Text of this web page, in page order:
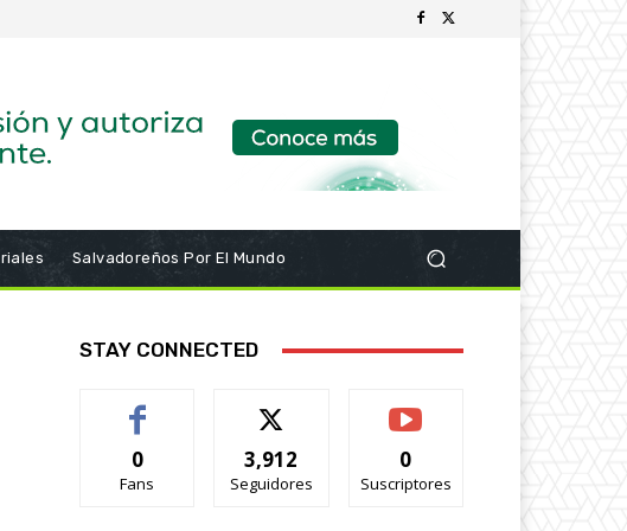
Salvadoreños Por El Mundo
STAY CONNECTED
0
Fans
3,912
Seguidores
0
Suscriptores